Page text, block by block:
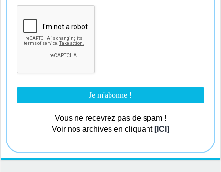
Vous ne recevrez pas de spam !
Voir nos archives en cliquant [ICI]